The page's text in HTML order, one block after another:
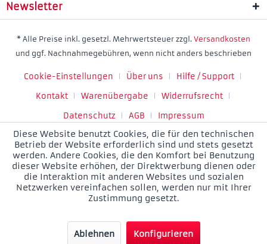
Newsletter
* Alle Preise inkl. gesetzl. Mehrwertsteuer zzgl. Versandkosten
und ggf. Nachnahmegebühren, wenn nicht anders beschrieben
Cookie-Einstellungen Über uns
Hilfe / Support
Kontakt
Warenübergabe
Widerrufsrecht
Datenschutz
AGB Impressum
Diese Website benutzt Cookies, die für den technischen
Betrieb der Website erforderlich sind und stets gesetzt
werden. Andere Cookies, die den Komfort bei Benutzung
dieser Website erhöhen, der Direktwerbung dienen oder
die Interaktion mit anderen Websites und sozialen
Netzwerken vereinfachen sollen, werden nur mit Ihrer
Zustimmung gesetzt.
Ablehnen Konfigurieren